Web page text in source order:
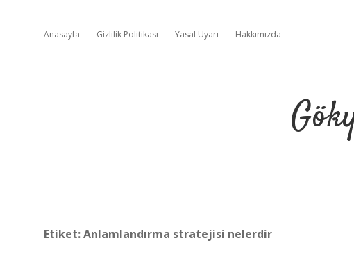
Anasayfa Gizlilik Politikası Yasal Uyarı Hakkımızda
Etiket:Anlamlandırma stratejisi nelerdir